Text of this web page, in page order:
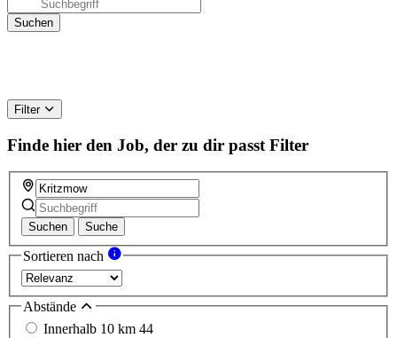
Filter
Finde hier den Job, der zu dir passt Filter
Suchen Suche
Sortieren nach
Abstände
Innerhalb 10 km 44